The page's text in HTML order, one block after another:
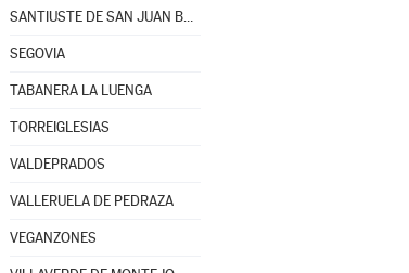
SANTIUSTE DE SAN JUAN BAUTISTA
SEGOVIA
TABANERA LA LUENGA
TORREIGLESIAS
VALDEPRADOS
VALLERUELA DE PEDRAZA
VEGANZONES